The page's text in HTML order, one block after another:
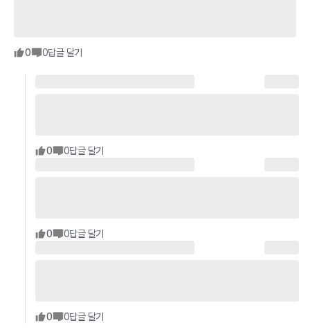
0 0답글 달기
0 0답글 달기
0 0답글 달기
0 0답글 달기